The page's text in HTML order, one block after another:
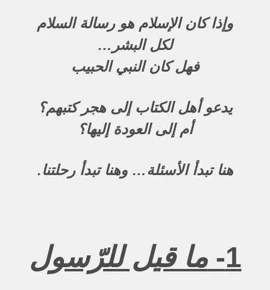
وإذا كان الإسلام هو رسالة السلام
لكل البشر…
فهل كان النبي الحبيب
يدعو أهل الكتاب إلى هجر كتبهم؟
أم إلى العودة إليها؟
هنا تبدأ الأسئلة… وهنا تبدأ رحلتنا.
1-
ما قيل للرّسول